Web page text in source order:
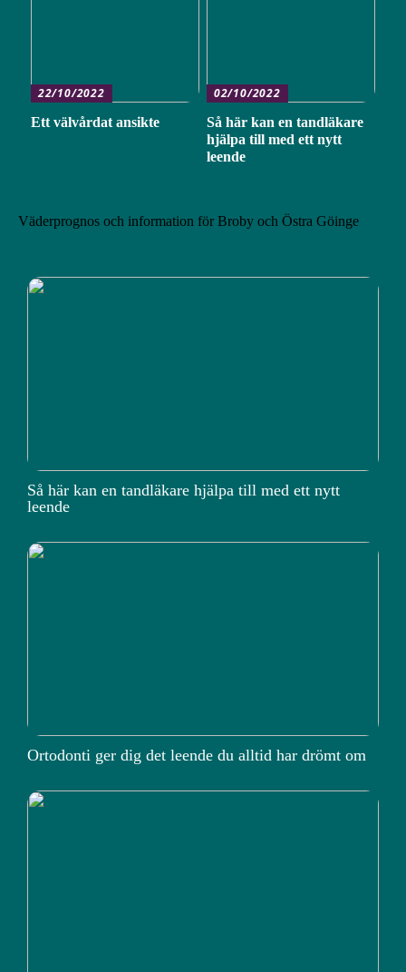
22/10/2022
Ett välvårdat ansikte
02/10/2022
Så här kan en tandläkare
hjälpa till med ett nytt
leende
Väderprognos och information för Broby och Östra Göinge
Så här kan en tandläkare hjälpa till med ett nytt
leende
Ortodonti ger dig det leende du alltid har drömt om